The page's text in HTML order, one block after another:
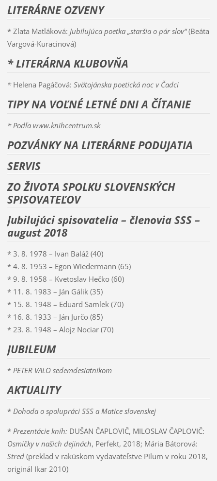
LITERÁRNE OZVENY
* Zlata Matláková: Jubilujúca poetka „staršia o pár slov“(Beáta
Vargová-Kuracinová)
* LITERÁRNA KLUBOVŇA
*Helena Pagáčová: Svätojánska poetická noc v Čadci
TIPY NA VOĽNÉ LETNÉ DNI A ČÍTANIE
* Podľa www.knihcentrum.sk
POZVÁNKY NA LITERÁRNE PODUJATIA
SERVIS
ZO ŽIVOTA SPOLKU SLOVENSKÝCH
SPISOVATEĽOV
Jubilujúci spisovatelia – členovia SSS –
august 2018
* 3. 8. 1978 – Ivan Baláž (40)
* 4. 8. 1953 – Egon Wiedermann (65)
* 9. 8. 1958 – Kvetoslav Hečko (60)
* 11. 8. 1983 – Ján Gálik (35)
* 15. 8. 1948 – Eduard Samlek (70)
* 16. 8. 1933 – Ján Jurčo (85)
* 23. 8. 1948 – Alojz Nociar (70)
JUBILEUM
* PETER VALO sedemdesiatnikom
AKTUALITY
* Dohoda o spolupráci SSS a Matice slovenskej
* Prezentácie kníh: DUŠAN ČAPLOVIČ, MILOSLAV ČAPLOVIČ:
Osmičky v našich dejinách, Perfekt, 2018; Mária Bátorová:
Stred (preklad v rakúskom vydavateľstve Pilum v roku 2018,
originál Ikar 2010)